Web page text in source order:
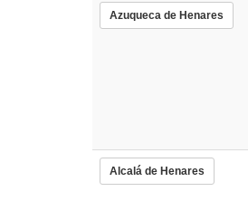
Azuqueca de Henares
Alcalá de Henares